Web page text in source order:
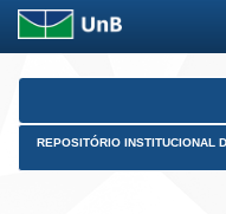
Skip
REPOSITÓRIO INSTITUCIONAL